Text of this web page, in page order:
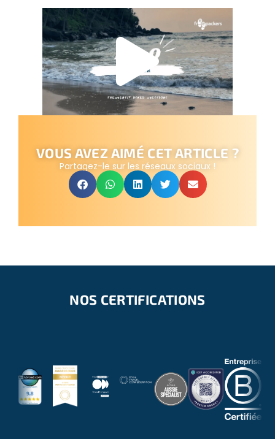
VOUS AVEZ AIMÉ CET ARTICLE ?
Partagez-le sur les réseaux sociaux !
NOS CERTIFICATIONS